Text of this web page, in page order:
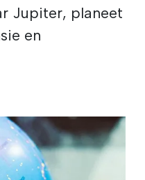
Jupiter, planeet
en